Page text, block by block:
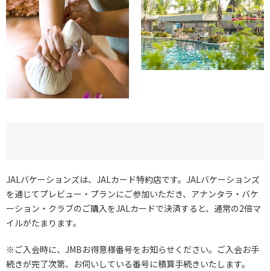
JALバケーションズは、JALカード特約店です。JALバケーションズ
を通じてプレビュー・プランにご参加いただき、アナンタラ・バケ
ーション・クラブのご購入をJALカードで決済すると、通常の2倍マ
イルがたまります。
※ご入会時に、JMBお得意様番号をお知らせください。ご入会お手
続きが完了次第、お伺いしている番号に積算手続きいたします。